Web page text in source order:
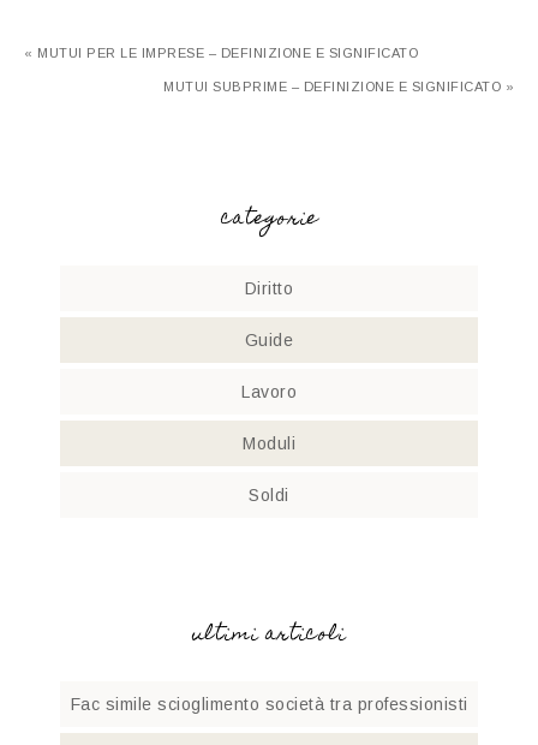
« MUTUI PER LE IMPRESE – DEFINIZIONE E SIGNIFICATO
MUTUI SUBPRIME – DEFINIZIONE E SIGNIFICATO »
categorie
Diritto
Guide
Lavoro
Moduli
Soldi
ultimi articoli
Fac simile scioglimento società tra professionisti​